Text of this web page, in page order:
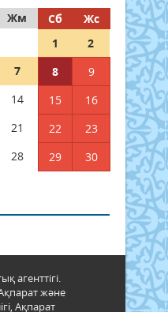
Жм Сб
Жс
1
2
7 8
9
14 15
16
21 22
23
28 29
30
агенттігі.
және
Ақпарат